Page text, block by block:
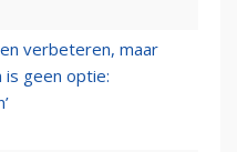
verbeteren, maar
is geen optie: